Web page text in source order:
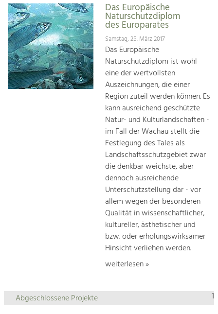
Das Europäische
Naturschutzdiplom
des Europarates
Samstag, 25. März 2017
Das Europäische
Naturschutzdiplom ist wohl
eine der wertvollsten
Auszeichnungen, die einer
Region zuteil werden können. Es
kann ausreichend geschützte
Natur- und Kulturlandschaften -
im Fall der Wachau stellt die
Festlegung des Tales als
Landschaftsschutzgebiet zwar
die denkbar weichste, aber
dennoch ausreichende
Unterschutzstellung dar - vor
allem wegen der besonderen
Qualität in wissenschaftlicher,
kultureller, ästhetischer und
bzw. oder erholungswirksamer
Hinsicht verliehen werden.
weiterlesen »
1
Abgeschlossene Projekte